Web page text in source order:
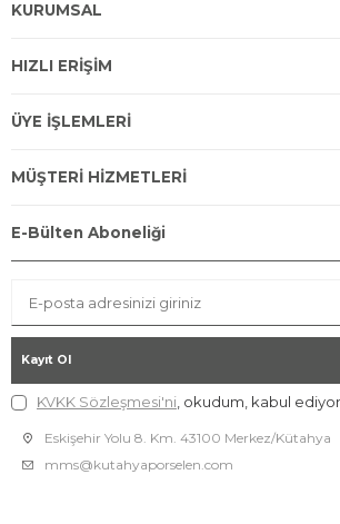
KURUMSAL
HIZLI ERİŞİM
ÜYE İŞLEMLERİ
MÜŞTERİ HİZMETLERİ
E-Bülten Aboneliği
Kayıt Ol
KVKK Sözleşmesi'ni , okudum, kabul
Eskişehir Yolu 8. Km. 43100 Merkez/Kütahya
mms@kutahyaporselen.com